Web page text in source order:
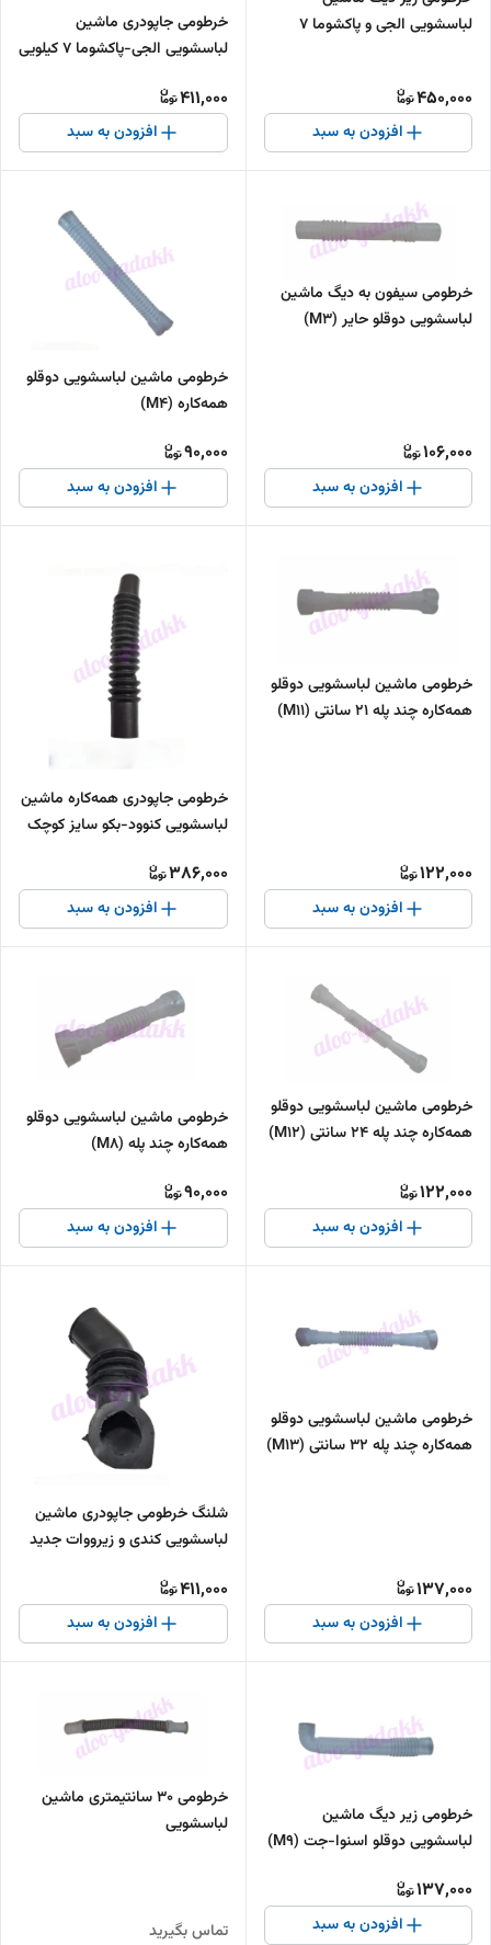
لباسشویی الجی و پاکشوما ۷
450,000
افزودن به سبد
خرطومی جاپودری ماشین
لباسشویی الجی-پاکشوما ۷ کیلویی
411,000
افزودن به سبد
خرطومی سیفون به دیگ ماشین
لباسشویی دوقلو حایر (M3)
106,000
افزودن به سبد
خرطومی ماشین لباسشویی دوقلو
همه‌کاره (M4)
90,000
افزودن به سبد
خرطومی ماشین لباسشویی دوقلو
همه‌کاره چند پله ۲۱ سانتی (M11)
122,000
افزودن به سبد
خرطومی جاپودری همه‌کاره ماشین
لباسشویی کنوود-بکو سایز کوچک
386,000
افزودن به سبد
خرطومی ماشین لباسشویی دوقلو
همه‌کاره چند پله ۲۴ سانتی (M12)
122,000
افزودن به سبد
خرطومی ماشین لباسشویی دوقلو
همه‌کاره چند پله (M8)
90,000
افزودن به سبد
خرطومی ماشین لباسشویی دوقلو
همه‌کاره چند پله ۳۲ سانتی (M13)
137,000
افزودن به سبد
شلنگ خرطومی جاپودری ماشین
لباسشویی کندی و زیرووات جدید
411,000
افزودن به سبد
خرطومی زیر دیگ ماشین
لباسشویی دوقلو اسنوا-جت (M9)
137,000
افزودن به سبد
خرطومی ۳۰ سانتیمتری ماشین
لباسشویی
تماس بگیرید